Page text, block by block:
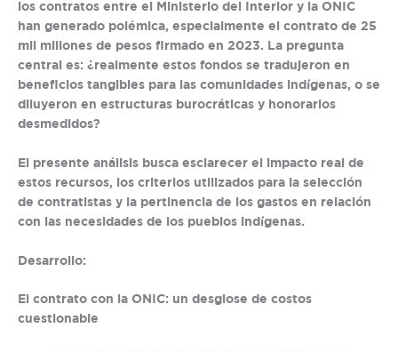
los contratos entre el Ministerio del Interior y la ONIC
han generado polémica, especialmente el contrato de 25
mil millones de pesos firmado en 2023. La pregunta
central es: ¿realmente estos fondos se tradujeron en
beneficios tangibles para las comunidades indígenas, o se
diluyeron en estructuras burocráticas y honorarios
desmedidos?
El presente análisis busca esclarecer el impacto real de
estos recursos, los criterios utilizados para la selección
de contratistas y la pertinencia de los gastos en relación
con las necesidades de los pueblos indígenas.
Desarrollo:
El contrato con la ONIC: un desglose de costos
cuestionable